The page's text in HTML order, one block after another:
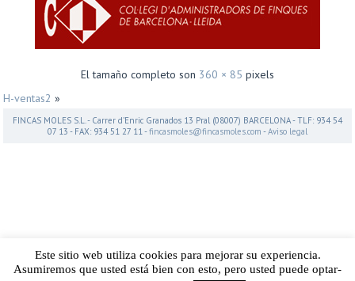
El tamaño completo son 360 × 85 pixels
H-ventas2 »
FINCAS MOLES S.L. - Carrer d’Enric Granados 13 Pral (08007) BARCELONA - TLF: 934 54
07 13 - FAX: 934 51 27 11 -fincasmoles@fincasmoles.com -Aviso legal
Este sitio web utiliza cookies para mejorar su experiencia.
Asumiremos que usted está bien con esto, pero usted puede optar-